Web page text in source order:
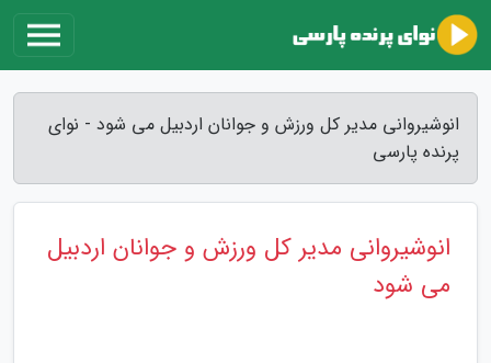
انوشیروانی مدیر کل ورزش و جوانان اردبیل می شود - نوای
پرنده پارسی
انوشیروانی مدیر کل ورزش و جوانان اردبیل
می شود